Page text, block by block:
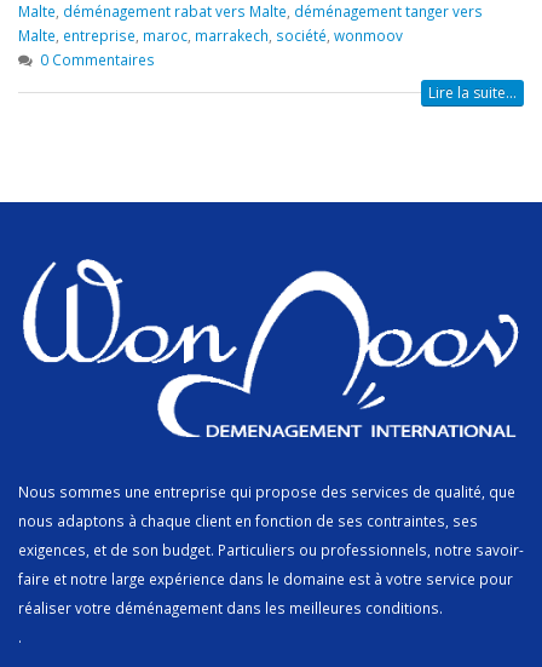
Malte, déménagement rabat vers Malte, déménagement tanger vers
Malte, entreprise, maroc, marrakech, société, wonmoov
0 Commentaires
Lire la suite...
Nous sommes une entreprise qui propose des services de qualité, que
nous adaptons à chaque client en fonction de ses contraintes, ses
exigences, et de son budget. Particuliers ou professionnels, notre savoir-
faire et notre large expérience dans le domaine est à votre service pour
réaliser votre déménagement dans les meilleures conditions.
.